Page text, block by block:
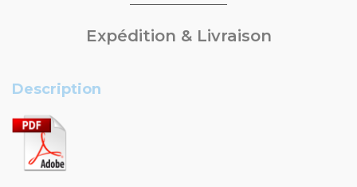
Expédition & Livraison
Description